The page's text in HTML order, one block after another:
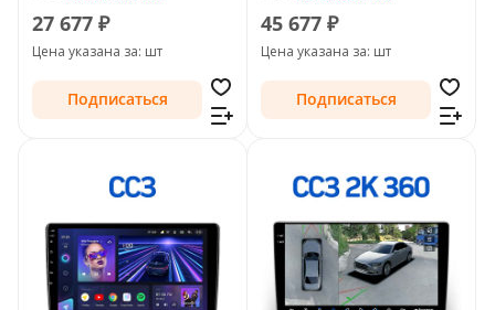
Рестайлинг 2010 - 2014
27 677 ₽
Цена указана за: шт
Подписаться
Рестайлинг 2010 - 2014
45 677 ₽
Цена указана за: шт
Подписаться